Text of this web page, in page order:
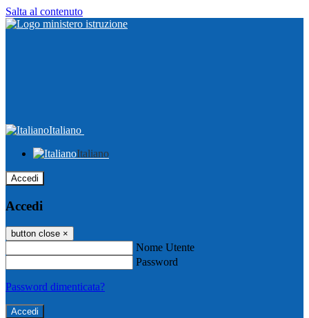
Salta al contenuto
Italiano
Italiano
Accedi
Accedi
button close ×
Nome Utente
Password
Password dimenticata?